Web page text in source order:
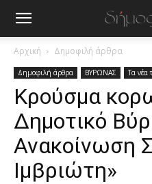
Αρχική Δημοφιλή άρθρα
Δημοφιλή άρθρα ΒΥΡΩΝΑΣ Τα νέα
Κρούσμα
Δημοτικό
Ανακοίνωση
Ιμβριώτη»